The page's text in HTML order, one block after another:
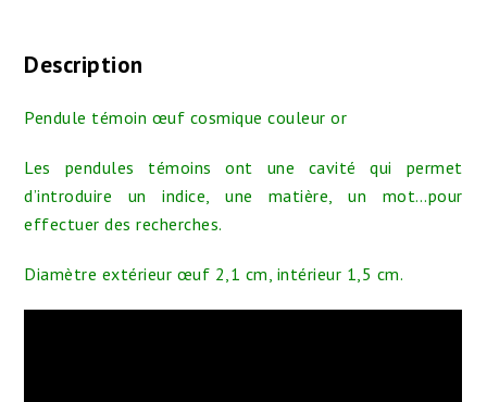
cosmique
or
Description
Pendule témoin œuf cosmique couleur or
Les pendules témoins ont une cavité qui permet
d’introduire un indice, une matière, un mot…pour
effectuer des recherches.
Diamètre extérieur œuf 2,1 cm, intérieur 1,5 cm.